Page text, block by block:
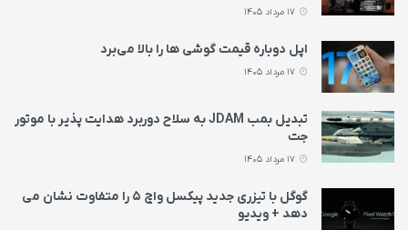
اپل دوباره قیمت‌ گوشی ها را بالا می‌برد
تبدیل بمب JDAM به سلاح دوربرد هدایت پذیر با موتور
جت
گوگل با تیزری جدید پیکسل واچ ۵ را متفاوت نشان می‌
دهد + ویدیو